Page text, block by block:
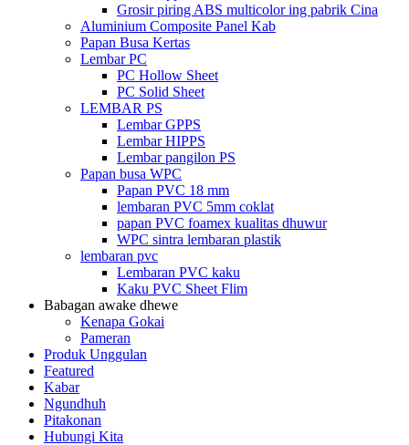
Grosir piring ABS multicolor ing pabrik Cina
Aluminium Composite Panel Kab
Papan Busa Kertas
Lembar PC
PC Hollow Sheet
PC Solid Sheet
LEMBAR PS
Lembar GPPS
Lembar HIPPS
Lembar pangilon PS
Papan busa WPC
Papan PVC 18 mm
lembaran PVC 5mm coklat
papan PVC foamex kualitas dhuwur
WPC sintra lembaran plastik
lembaran pvc
Lembaran PVC kaku
Kaku PVC Sheet Flim
Babagan awake dhewe
Kenapa Gokai
Pameran
Produk Unggulan
Featured
Kabar
Ngundhuh
Pitakonan
Hubungi Kita